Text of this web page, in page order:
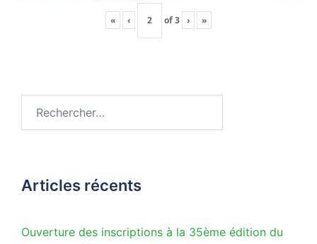
« ‹ of3 › »
Articles récents
Ouverture des inscriptions à la 35ème édition du